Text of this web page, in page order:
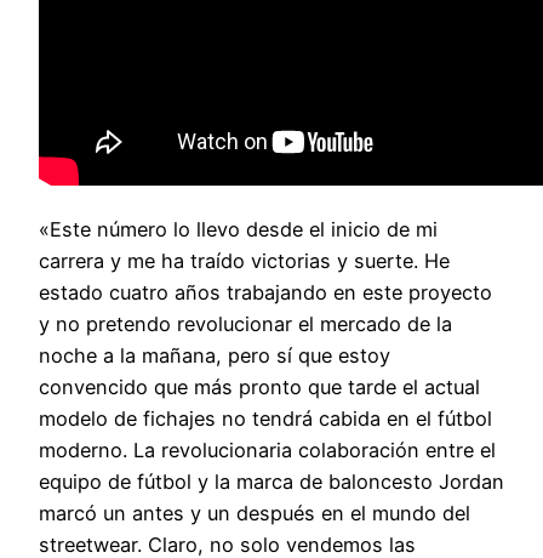
«Este número lo llevo desde el inicio de mi
carrera y me ha traído victorias y suerte. He
estado cuatro años trabajando en este proyecto
y no pretendo revolucionar el mercado de la
noche a la mañana, pero sí que estoy
convencido que más pronto que tarde el actual
modelo de fichajes no tendrá cabida en el fútbol
moderno. La revolucionaria colaboración entre el
equipo de fútbol y la marca de baloncesto Jordan
marcó un antes y un después en el mundo del
streetwear. Claro, no solo vendemos las